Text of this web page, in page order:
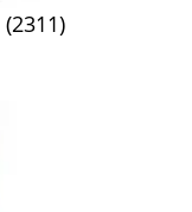
(2311)